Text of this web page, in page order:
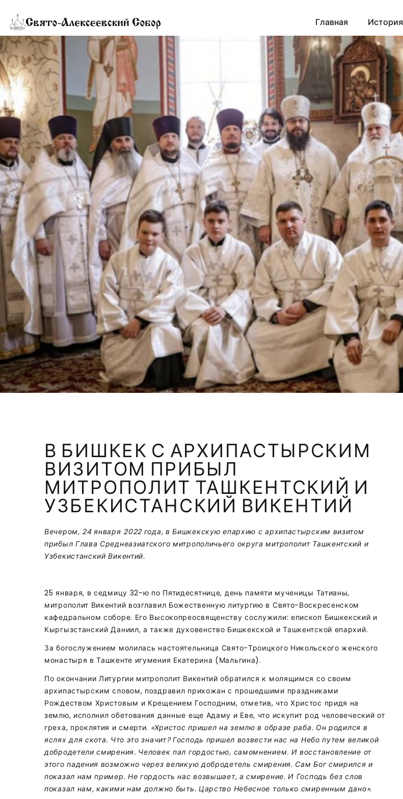
Главная История
В БИШКЕК С АРХИПАСТЫРСКИМ
ВИЗИТОМ ПРИБЫЛ
МИТРОПОЛИТ ТАШКЕНТСКИЙ И
УЗБЕКИСТАНСКИЙ ВИКЕНТИЙ
Вечером, 24 января 2022 года, в Бишкекскую епархию с архипастырским визитом
прибыл Глава Среднеазиатского митрополичьего округа митрополит Ташкентский и
Узбекистанский Викентий.
25 января, в седмицу 32-ю по Пятидесятнице, день памяти мученицы Татианы,
митрополит Викентий возглавил Божественную литургию в Свято-Воскресенском
кафедральном соборе. Его Высокопреосвященству сослужили: епископ Бишкекский и
Кыргызстанский Даниил, а также духовенство Бишкекской и Ташкентской епархий.
За богослужением молилась настоятельница Свято-Троицкого Никольского женского
монастыря в Ташкенте игумения Екатерина (Мальгина).
По окончании Литургии митрополит Викентий обратился к молящимся со своим
архипастырским словом, поздравил прихожан с прошедшими праздниками
Рождеством Христовым и Крещением Господним, отметив, что Христос придя на
землю, исполнил обетования данные еще Адаму и Еве, что искупит род человеческий от
греха, проклятия и смерти. «Христос пришел на землю в образе раба. Он родился в
яслях для скота. Что это значит? Господь пришел возвести нас на Небо путем великой
добродетели смирения. Человек пал гордостью, самомнением. И восстановление от
этого падения возможно через великую добродетель смирения. Сам Бог смирился и
показал нам пример. Не гордость нас возвышает, а смирение. И Господь без слов
показал нам, какими нам должно быть. Царство Небесное только смиренным дано».